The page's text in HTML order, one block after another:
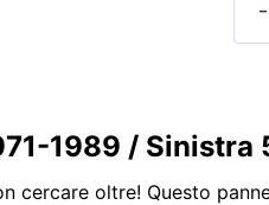
1989 / Sinistra
cercare oltre! Questo